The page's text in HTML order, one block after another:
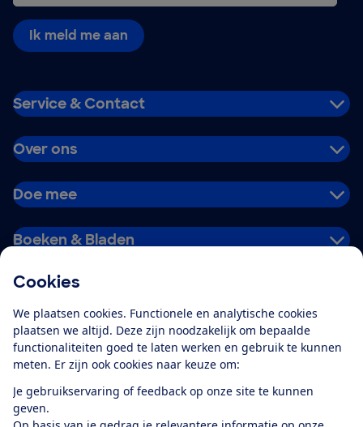
Cookies
We plaatsen cookies. Functionele en analytische cookies
plaatsen we altijd. Deze zijn noodzakelijk om bepaalde
functionaliteiten goed te laten werken en gebruik te kunnen
meten. Er zijn ook cookies naar keuze om:
Je gebruikservaring of feedback op onze site te kunnen
geven.
Ik meld me aan
Service & Contact
Over ons
Doe mee
Boeken & Bladen
Alles over de
app